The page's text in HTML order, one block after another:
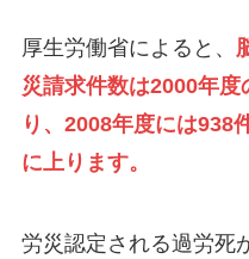
厚生労働省によると、
災請求件数は2000年
り、2008年度には938
に上ります。
労災認定される過労死